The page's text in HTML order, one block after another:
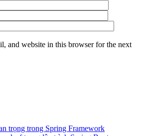
and website in this browser for the next
trọng trong Spring Framework